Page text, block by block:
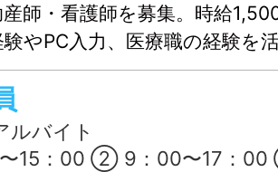
師・看護師を募集。時給
験やPC入力、医療職の経験を
着いて働きたい方におすすめ
ルバイト
：00 ② 9：00〜17：00 ③